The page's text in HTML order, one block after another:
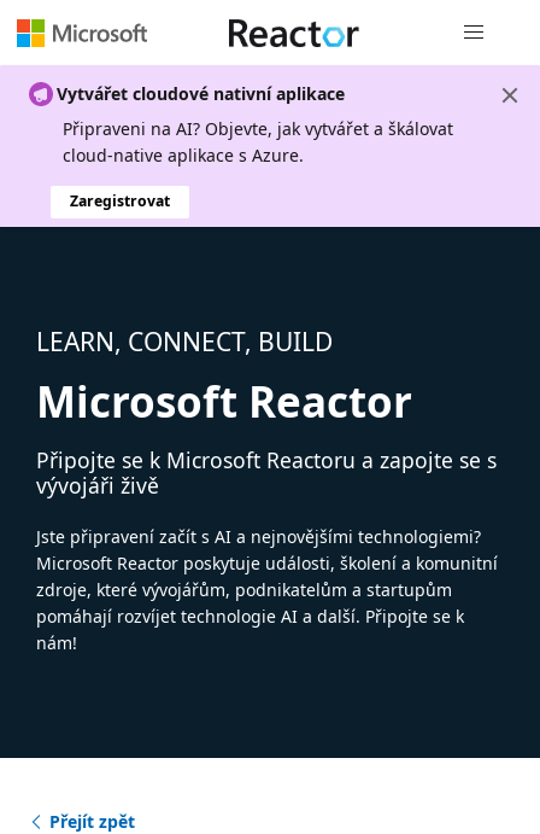
Vytvářet cloudové nativní aplikace
Připraveni na AI? Objevte, jak vytvářet a škálovat
cloud-native aplikace s Azure.
Zaregistrovat
LEARN, CONNECT, BUILD
Microsoft Reactor
Připojte se k Microsoft Reactoru a zapojte se s
vývojáři živě
Jste připravení začít s AI a nejnovějšími technologiemi?
Microsoft Reactor poskytuje události, školení a komunitní
zdroje, které vývojářům, podnikatelům a startupům
pomáhají rozvíjet technologie AI a další. Připojte se k
nám!
Přejít zpět